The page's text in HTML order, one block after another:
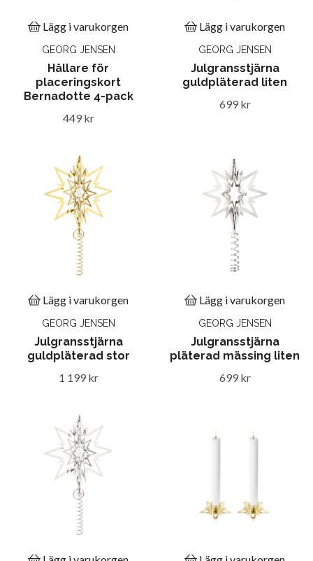
Lägg i varukorgen
GEORG JENSEN
Hållare för
placeringskort
Bernadotte 4-pack
449 kr
Lägg i varukorgen
GEORG JENSEN
Julgransstjärna
guldpläterad liten
699 kr
Lägg i varukorgen
GEORG JENSEN
Julgransstjärna
guldpläterad stor
1 199 kr
Lägg i varukorgen
GEORG JENSEN
Julgransstjärna
pläterad mässing liten
699 kr